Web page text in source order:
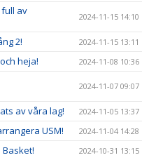
full av
2024-11-15 14:10
2! 2024-11-15 13:11
heja! 2024-11-08 10:36
2024-11-07 09:07
av våra lag! 2024-11-05 13:37
USM! 2024-11-04 14:28
2024-10-31 13:15